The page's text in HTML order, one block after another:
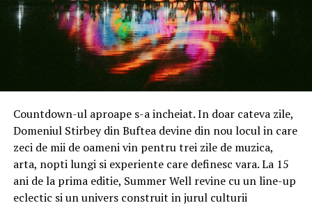
Deschiderea service-ului din Sibiu vine într-un moment
în care cererea pentru servicii auto specializate,
transparente și realizate cu echipamente performante
este în continuă creștere. bForce își păstrează aceeași
direcție care a definit activitatea companiei încă de la
început: concentrarea pe un singur brand și dezvoltarea
unei expertize aprofundate în diagnosticarea,
întreținerea și repararea automobilelor BMW.
Servicii specializate și echipamente performante
În noua locație, clienții vor avea acces la servicii de
mentenanță, diagnoză, reparații mecanice, curățare și
Countdown-ul aproape s-a incheiat. In doar cateva zile,
Domeniul Stirbey din Buftea devine din nou locul in care
zeci de mii de oameni vin pentru trei zile de muzica,
arta, nopti lungi si experiente care definesc vara. La 15
ani de la prima editie, Summer Well revine cu un line-up
eclectic si un univers construit in jurul culturii